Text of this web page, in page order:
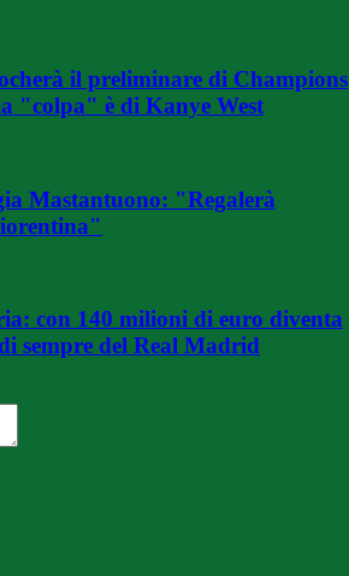
il preliminare di Champions
"colpa" è di Kanye West
Mastantuono: "Regalerà
con 140 milioni di euro diventa
sempre del Real Madrid